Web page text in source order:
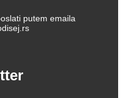
putem emaila